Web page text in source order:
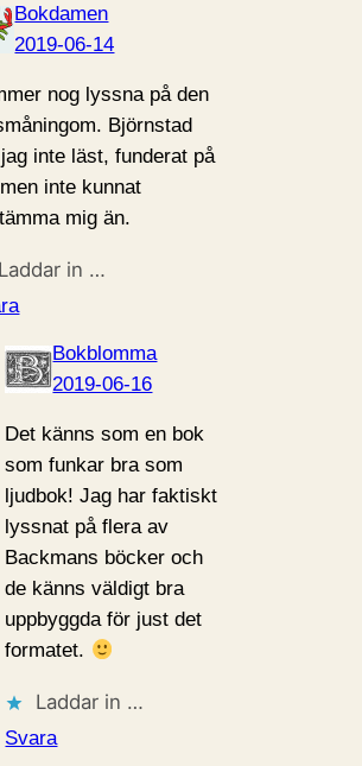
Bokdamen
2019-06-14
nog lyssna på den
Björnstad
inte läst, funderat på
inte kunnat
mig än.
Laddar in …
Bokblomma
2019-06-16
Det känns som en bok
som funkar bra som
ljudbok! Jag har faktiskt
lyssnat på flera av
Backmans böcker och
de känns väldigt bra
uppbyggda för just det
formatet.
Laddar in …
Svara